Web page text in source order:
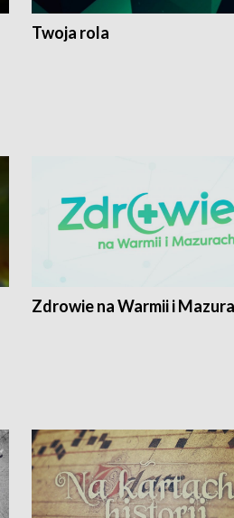
Twoja rola
Zdrowie na Warmii i